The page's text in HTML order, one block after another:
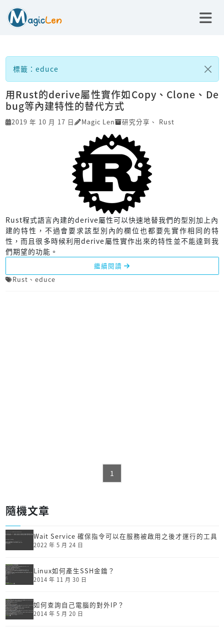
標籤：educe
用Rust的derive屬性實作如Copy、Clone、De
bug等內建特性的替代方式
2019 年 10 月 17 日 Magic Len 研究分享 、 Rust
Rust程式語言內建的derive屬性可以快速地替我們的型別加上內
建的特性，不過會要求該型別內的欄位也都要先實作相同的特
性，而且很多時候利用derive屬性實作出來的特性並不能達到我
們期望的功能。
繼續閱讀
Rust 、 educe
1
隨機文章
Wait Service 確保指令可以在服務被啟用之後才運行的工具
2022 年 5 月 24 日
Linux如何產生SSH金鑰？
2014 年 11 月 30 日
如何查詢自己電腦的對外IP？
2014 年 5 月 20 日